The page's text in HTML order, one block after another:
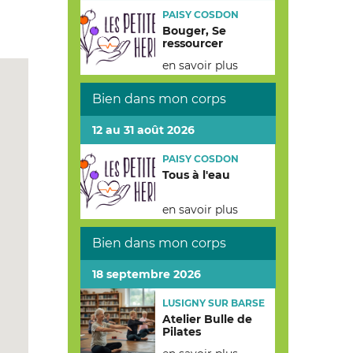
PAISY COSDON
Bouger, Se
ressourcer
en savoir plus
Bien dans mon corps
12 au 31 août 2026
PAISY COSDON
Tous à l'eau
en savoir plus
Bien dans mon corps
18 septembre 2026
LUSIGNY SUR BARSE
Atelier Bulle de
Pilates